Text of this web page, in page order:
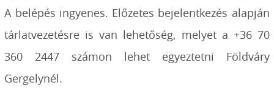
A belépés ingyenes. Előzetes bejelentkezés alapján
tárlatvezetésre is van lehetőség, melyet a +36 70
360 2447 számon lehet egyeztetni Földváry
Gergelynél.